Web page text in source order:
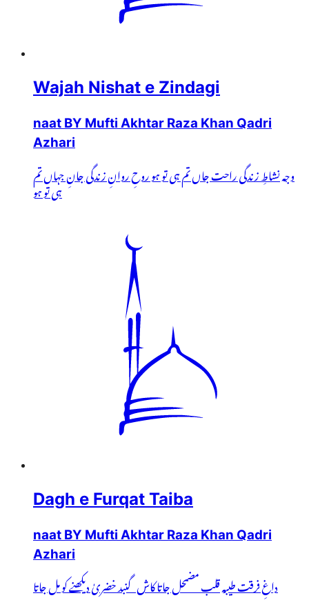
Wajah Nishat e Zindagi
naat BY Mufti Akhtar Raza Khan Qadri
Azhari
وجہ نشاطِ زندگی راحت جاں تم ہی تو ہو روحِ روانِ زندگی جانِ جہاں تم
ہی تو ہو
Dagh e Furqat Taiba
naat BY Mufti Akhtar Raza Khan Qadri
Azhari
داغِ فرقت طیبہ قلب مضمحل جاتا کاش گنبد خضریٰ دیکھنے کو مل جاتا